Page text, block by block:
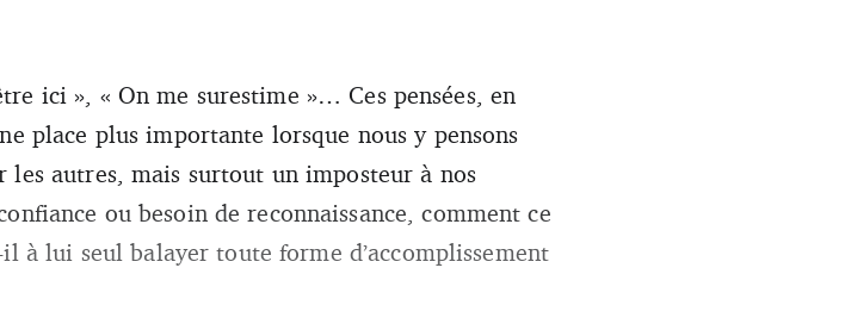
ici », « On me surestime »… Ces pensées, en
place plus importante lorsque nous y pensons
autres, mais surtout un imposteur à nos
ou besoin de reconnaissance, comment ce
à lui seul balayer toute forme d’accomplissement